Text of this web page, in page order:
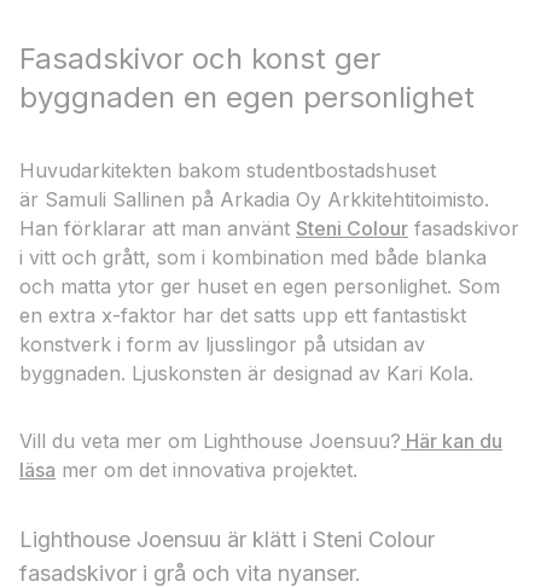
Fasadskivor och konst ger
byggnaden en egen personlighet
Huvudarkitekten bakom studentbostadshuset
är Samuli Sallinen på Arkadia Oy Arkkitehtitoimisto.
Han förklarar att man använt Steni Colour fasadskivor
i vitt och grått, som i kombination med både blanka
och matta ytor ger huset en egen personlighet. Som
en extra x-faktor har det satts upp ett fantastiskt
konstverk i form av ljusslingor på utsidan av
byggnaden. Ljuskonsten är designad av Kari Kola.
Vill du veta mer om Lighthouse Joensuu? Här kan du
läsa mer om det innovativa projektet.
Lighthouse Joensuu är klätt i Steni Colour
fasadskivor i grå och vita nyanser.